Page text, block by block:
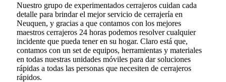
Nuestro grupo de experimentados cerrajeros cuidan cada
detalle para brindar el mejor servicio de cerrajería en
Neuquen, y gracias a que contamos con los mejores
maestros cerrajeros 24 horas podemos resolver cualquier
incidente que pueda tener en su hogar. Claro está que,
contamos con un set de equipos, herramientas y materiales
en todas nuestras unidades móviles para dar soluciones
rápidas a todas las personas que necesiten de cerrajeros
rápidos.